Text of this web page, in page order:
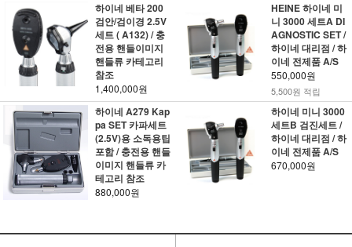
하이네 베타 200
검안/검이경 2.5V
세트 ( A132) / 충
전용 핸들이미지
핸들류 카테고리
참조
1,400,000원
HEINE 하이네 미
니 3000 세트A DI
AGNOSTIC SET /
하이네 대리점 / 하
이네 전제품 A/S
550,000원
5,500원 적립
하이네 A279 Kap
pa SET 카파세트
(2.5V)용 소독용팁
포함 / 충전용 핸들
이미지 핸들류 카
테고리 참조
880,000원
하이네 미니 3000
세트B 검진세트 /
하이네 대리점 / 하
이네 전제품 A/S
670,000원